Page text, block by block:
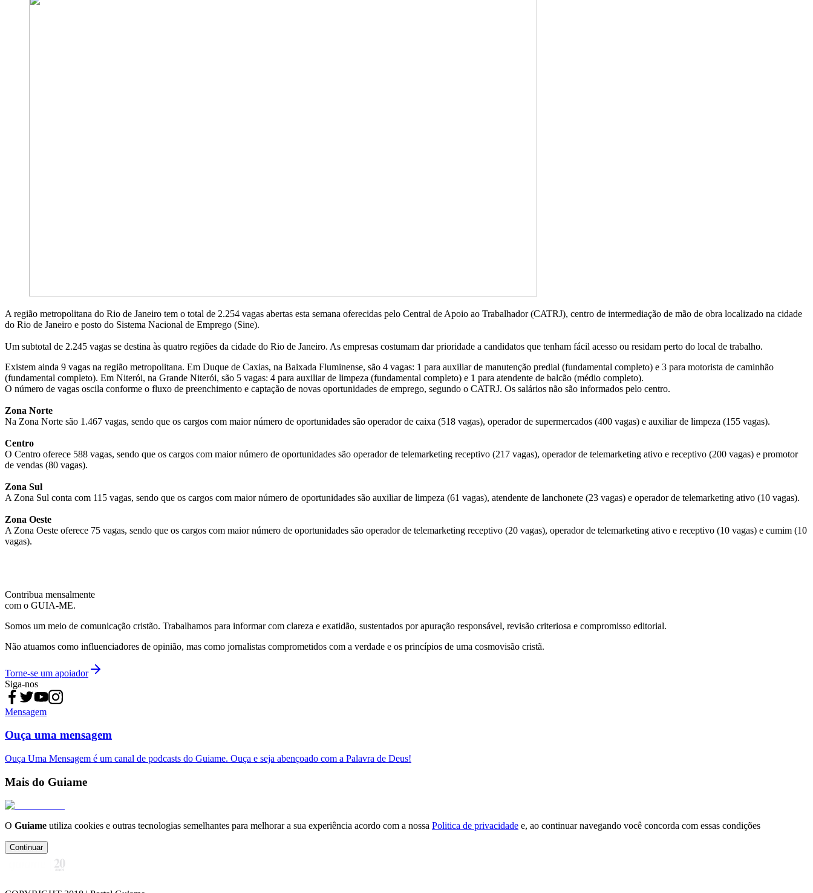
A região metropolitana do Rio de Janeiro tem o total de 2.254 vagas abertas esta semana oferecidas pelo Central de Apoio ao Trabalhador (CATRJ), centro de intermediação de mão de obra localizado na cidade
do Rio de Janeiro e posto do Sistema Nacional de Emprego (Sine).
Um subtotal de 2.245 vagas se destina às quatro regiões da cidade do Rio de Janeiro. As empresas costumam dar prioridade a candidatos que tenham fácil acesso ou residam perto do local de trabalho.
Existem ainda 9 vagas na região metropolitana. Em Duque de Caxias, na Baixada Fluminense, são 4 vagas: 1 para auxiliar de manutenção predial (fundamental completo) e 3 para motorista de caminhão
(fundamental completo). Em Niterói, na Grande Niterói, são 5 vagas: 4 para auxiliar de limpeza (fundamental completo) e 1 para atendente de balcão (médio completo).
O número de vagas oscila conforme o fluxo de preenchimento e captação de novas oportunidades de emprego, segundo o CATRJ. Os salários não são informados pelo centro.
Zona Norte
Na Zona Norte são 1.467 vagas, sendo que os cargos com maior número de oportunidades são operador de caixa (518 vagas), operador de supermercados (400 vagas) e auxiliar de limpeza (155 vagas).
Centro
O Centro oferece 588 vagas, sendo que os cargos com maior número de oportunidades são operador de telemarketing receptivo (217 vagas), operador de telemarketing ativo e receptivo (200 vagas) e promotor
de vendas (80 vagas).
Zona Sul
A Zona Sul conta com 115 vagas, sendo que os cargos com maior número de oportunidades são auxiliar de limpeza (61 vagas), atendente de lanchonete (23 vagas) e operador de telemarketing ativo (10 vagas).
Zona Oeste
A Zona Oeste oferece 75 vagas, sendo que os cargos com maior número de oportunidades são operador de telemarketing receptivo (20 vagas), operador de telemarketing ativo e receptivo (10 vagas) e cumim (10
vagas).
Contribua mensalmente
com o GUIA-ME.
Somos um meio de comunicação cristão. Trabalhamos para informar com clareza e exatidão, sustentados por apuração responsável, revisão criteriosa e compromisso editorial.
Não atuamos como influenciadores de opinião, mas como jornalistas comprometidos com a verdade e os princípios de uma cosmovisão cristã.
Torne-se um apoiador
Siga-nos
Mensagem
Ouça uma mensagem
Ouça Uma Mensagem é um canal de podcasts do Guiame. Ouça e seja abençoado com a Palavra de Deus!
Mais do Guiame
O Guiame utiliza cookies e outras tecnologias semelhantes para melhorar a sua experiência acordo com a nossa Politica de privacidade e, ao continuar navegando você concorda com essas condições
Continuar